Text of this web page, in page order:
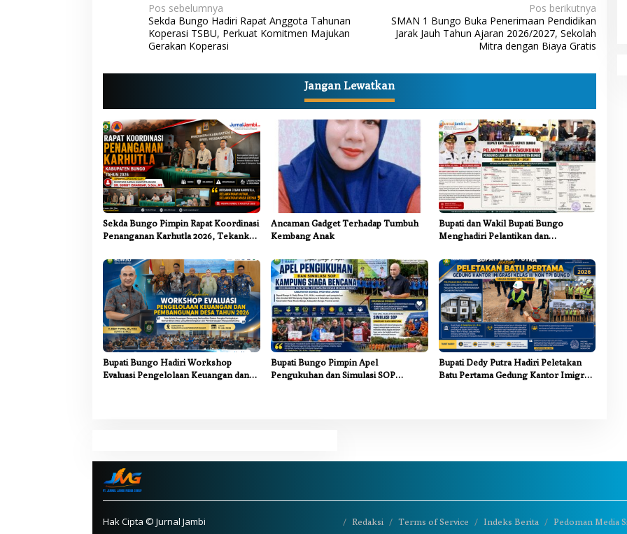
N
a
v
i
a
s
i
p
o
s
Pos sebelumnya
Sekda Bungo Hadiri Rapat Anggota Tahunan
Koperasi TSBU, Perkuat Komitmen Majukan
Gerakan Koperasi
Pos berikutnya
SMAN 1 Bungo Buka Penerimaan Pendidikan
Jarak Jauh Tahun Ajaran 2026/2027, Sekolah
Mitra dengan Biaya Gratis
Jangan Lewatkan
Sekda Bungo Pimpin Rapat Koordinasi
Penanganan Karhutla 2026, Tekankan
Ancaman Gadget Terhadap Tumbuh
Kembang Anak
Bupati dan Wakil Bupati Bungo
Menghadiri Pelantikan dan
Kabupaten Bungo
Bupati Bungo Hadiri Workshop
Evaluasi Pengelolaan Keuangan dan
Bupati Bungo Pimpin Apel
Pengukuhan dan Simulasi SOP
Bupati Dedy Putra Hadiri Peletakan
Batu Pertama Gedung Kantor Imigrasi
Hak Cipta © Jurnal Jambi Redaksi Terms of Service Indeks Berita Pedoman Media